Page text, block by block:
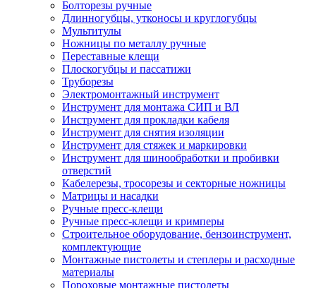
Болторезы ручные
Длинногубцы, утконосы и круглогубцы
Мультитулы
Ножницы по металлу ручные
Переставные клещи
Плоскогубцы и пассатижи
Труборезы
Электромонтажный инструмент
Инструмент для монтажа СИП и ВЛ
Инструмент для прокладки кабеля
Инструмент для снятия изоляции
Инструмент для стяжек и маркировки
Инструмент для шинообработки и пробивки
отверстий
Кабелерезы, тросорезы и секторные ножницы
Матрицы и насадки
Ручные пресс-клещи
Ручные пресс-клещи и кримперы
Строительное оборудование, бензоинструмент,
комплектующие
Монтажные пистолеты и степлеры и расходные
материалы
Пороховые монтажные пистолеты